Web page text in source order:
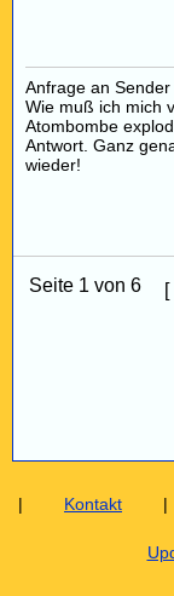
Anfrage an Sender
Wie muß ich mich
Atombombe
Antwort. Ganz
wieder!
Seite 1 von 6
| Kontakt |